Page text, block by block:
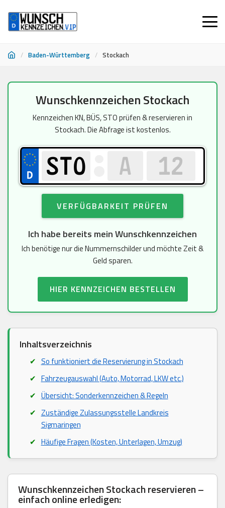
/ Baden-Württemberg / Stockach
springen
Wunschkennzeichen Stockach
Kennzeichen KN, BÜS, STO prüfen & reservieren in
Stockach. Die Abfrage ist kostenlos.
VERFÜGBARKEIT PRÜFEN
Ich habe bereits mein Wunschkennzeichen
Ich benötige nur die Nummernschilder und möchte Zeit &
Geld sparen.
HIER KENNZEICHEN BESTELLEN
Inhaltsverzeichnis
So funktioniert die Reservierung in Stockach
Fahrzeugauswahl (Auto, Motorrad, LKW etc.)
Übersicht: Sonderkennzeichen & Regeln
Zuständige Zulassungsstelle Landkreis
Sigmaringen
Häufige Fragen (Kosten, Unterlagen, Umzug)
Wunschkennzeichen Stockach reservieren –
einfach online erledigen: